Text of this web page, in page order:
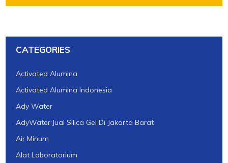
CATEGORIES
Activated Alumina
Activated Alumina Indonesia
Ady Water
AdyWater:Jual Silica Gel Di Jakarta Barat
Air Minum
Alat Laboratorium